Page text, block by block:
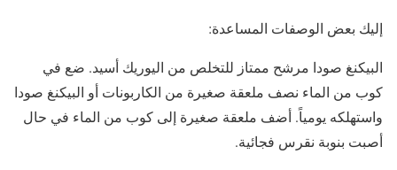
إليك بعض الوصفات المساعدة:
البيكنغ صودا مرشح ممتاز للتخلص من اليوريك أسيد. ضع في
كوب من الماء نصف ملعقة صغيرة من الكاربونات أو البيكنغ صودا
واستهلكه يومياً. أضف ملعقة صغيرة إلى كوب من الماء في حال
أصبت بنوبة نقرس فجائية.